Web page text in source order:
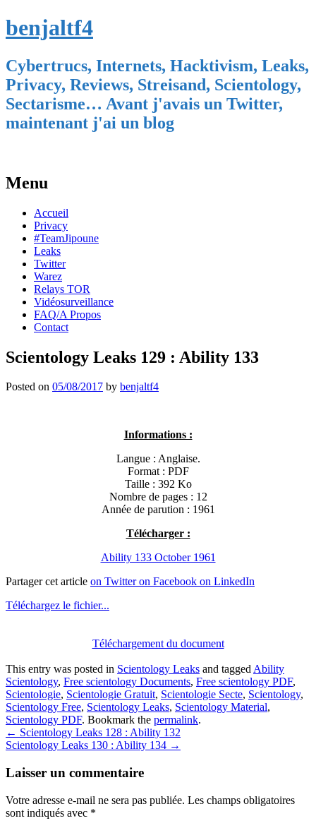
benjaltf4
Cybertrucs, Internets, Hacktivism, Leaks,
Privacy, Reviews, Streisand, Scientology,
Sectarisme… Avant j'avais un Twitter,
maintenant j'ai un blog
Menu
Skip
content
Accueil
Privacy
#TeamJipoune
Leaks
Twitter
Warez
Relays TOR
Vidéosurveillance
FAQ/A Propos
Contact
Scientology Leaks 129 : Ability 133
Posted on 05/08/2017 by benjaltf4
Informations :
Langue : Anglaise.
Format : PDF
Taille : 392 Ko
Nombre de pages : 12
Année de parution : 1961
Télécharger :
Ability 133 October 1961
Partager cet article on Twitter on Facebook on LinkedIn
Téléchargez le fichier...
Téléchargement du document
This entry was posted in Scientology Leaks and taggedAbility
Scientology, Free scientology Documents, Free scientology PDF,
Scientologie, Scientologie Gratuit, Scientologie Secte, Scientology,
Scientology Free, Scientology Leaks, Scientology Material,
Scientology PDF. Bookmark the permalink.
Post
navigation
← Scientology Leaks 128 : Ability 132
Scientology Leaks 130 : Ability 134 →
Laisser un commentaire
Votre adresse e-mail ne sera pas publiée. Les champs obligatoires
sont indiqués avec *